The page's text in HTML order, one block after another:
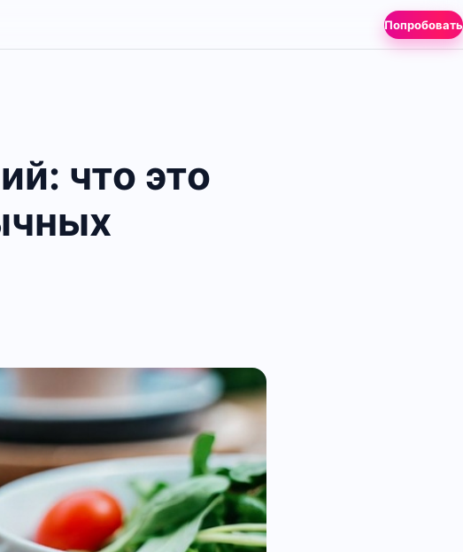
Попробовать
что это